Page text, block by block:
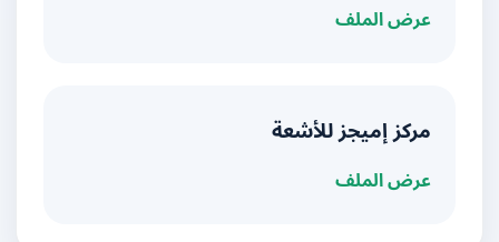
عرض الملف
مركز إميجز للأشعة
عرض الملف